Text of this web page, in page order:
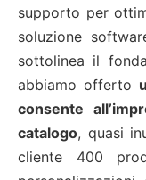
supporto per
soluzione
sottolinea il
abbiamo offerto
consente
catalogo, quasi
cliente 400